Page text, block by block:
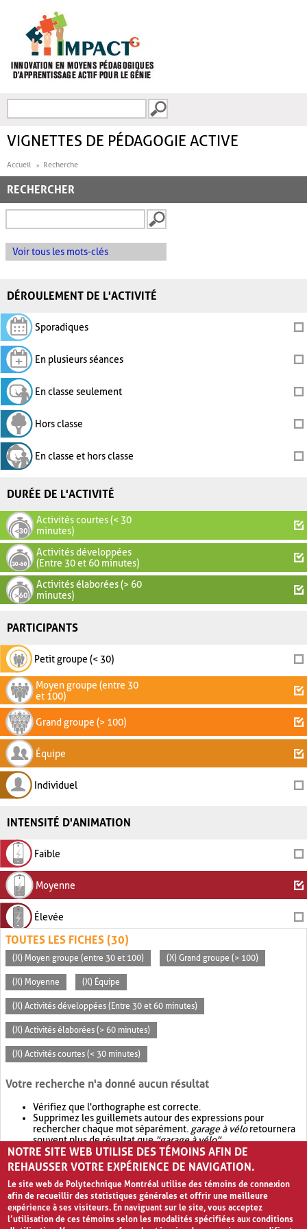
FORMULAIRE DE
VIGNETTES DE PÉDAGOGIE ACTIVE
Accueil Recherche
RECHERCHER
Voir tous les mots-clés
DÉROULEMENT DE L'ACTIVITÉ
Sporadiques
En plusieurs séances
En classe seulement
Hors classe
En classe et hors classe
DURÉE DE L'ACTIVITÉ
Activités courtes (< 30
minutes)
Activités développées
(Entre 30 et 60 minutes)
Activités élaborées (> 60
minutes)
PARTICIPANTS
Petit groupe (< 30)
Moyen groupe (entre 30
et 100)
Grand groupe (> 100)
Équipe
Individuel
INTENSITÉ D'ANIMATION
Faible
Moyenne
Élevée
TOUTES LES FICHES (30)
(X) Moyen groupe (entre 30 et 100) (X) Grand groupe (> 100)
(X) Moyenne (X) Équipe
(X) Activités développées (Entre 30 et 60 minutes)
(X) Activités élaborées (> 60 minutes)
(X) Activités courtes (< 30 minutes)
Votre recherche n'a donné aucun résultat
Vérifiez que l'orthographe est correcte.
Supprimez les guillemets autour des expressions pour
rechercher chaque mot séparément. garage à véloretournera
souvent plus de résultat que"garage à vélo".
Envisagez d'élargir votre recherche avec OR.garage OR vélo
retournera souvent plus de résultat quegarage à vélo
NOTRE SITE WEB UTILISE DES TÉMOINS AFIN DE
REHAUSSER VOTRE EXPÉRIENCE DE NAVIGATION.
Le site web de Polytechnique Montréal utilise des témoins de connexion
afin de recueillir des statistiques générales et offrir une meilleure
expérience à ses visiteurs. En naviguant sur le site, vous acceptez
l’utilisation de ces témoins selon les modalités spécifiées aux conditions